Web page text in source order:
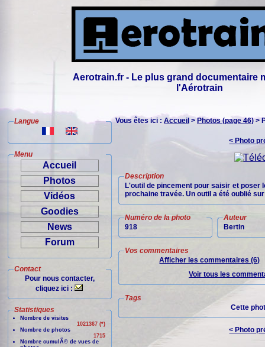
Aerotrain.fr - Le plus grand documentaire
l'Aérotrain
Langue
Menu
Accueil
Photos
Vidéos
Goodies
News
Forum
Contact
Pour nous contacter,
cliquez ici :
Statistiques
Nombre de visites
1021367 (*)
Nombre de photos
1715
Nombre cumulÃ© de vues de
Vous êtes ici : Accueil > Photos (page 46) >
< Photo
Description
L'outil de pincement pour saisir et poser
prochaine travée. Un outil a été oublié
Numéro de la photo
918
Auteur
Bertin
Vos commentaires
Afficher les commentaires (6)
Voir tous les
Tags
Cette
< Photo